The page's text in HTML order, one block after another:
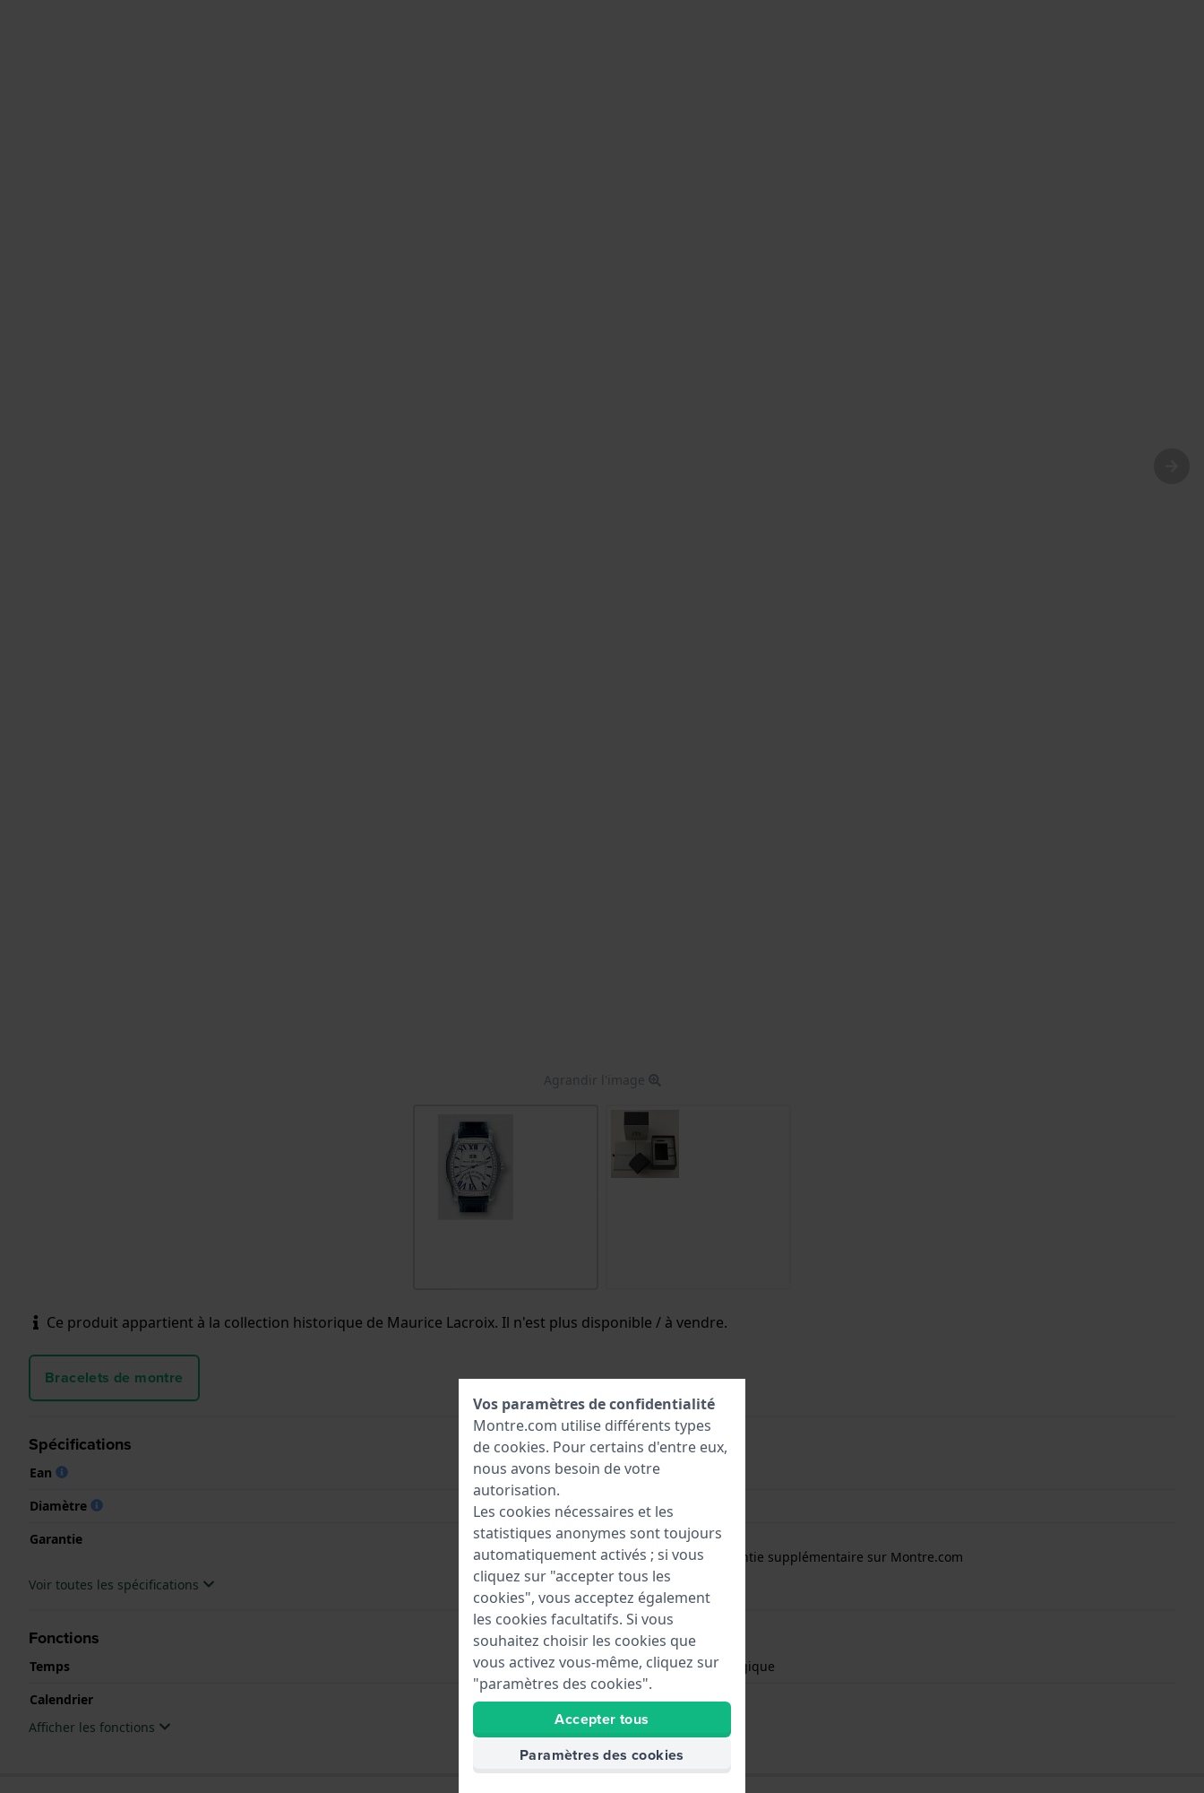
Agrandir l'image
Ce produit appartient à la collection historique de Maurice Lacroix. Il n'est plus disponible / à vendre.
Bracelets de montre
Spécifications
Ean
7640132476088
Diamètre
39 mm
Garantie
Garantie de 2 ans
Gratuit1 an de garantie supplémentaire sur Montre.com
Voir toutes les spécifications
Fonctions
Temps
Heures - Aiguille analogique
Calendrier
Date - Fenêtr
Afficher les fonctions
Vos paramètres de confidentialité
Montre.com utilise différents types
de cookies. Pour certains d'entre eux,
nous avons besoin de votre
autorisation.
Les cookies nécessaires et les
statistiques anonymes sont toujours
automatiquement activés ; si vous
cliquez sur "accepter tous les
cookies", vous acceptez également
les cookies facultatifs. Si vous
souhaitez choisir les cookies que
vous activez vous-même, cliquez sur
"paramètres des cookies".
Accepter tous
Paramètres des cookies